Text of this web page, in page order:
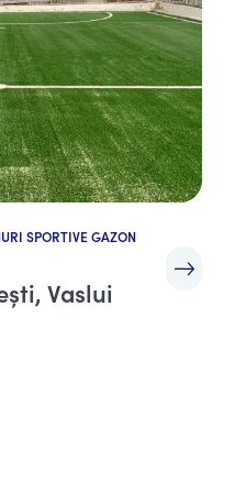
SPORTIVE GAZON
Vaslui